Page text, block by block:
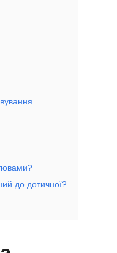
до дотичної?